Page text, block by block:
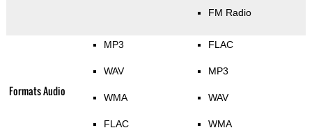
FM Radio
Formats Audio
MP3
WAV
WMA
FLAC
FLAC
MP3
WAV
WMA